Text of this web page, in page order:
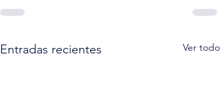
Entradas recientes Ver todo